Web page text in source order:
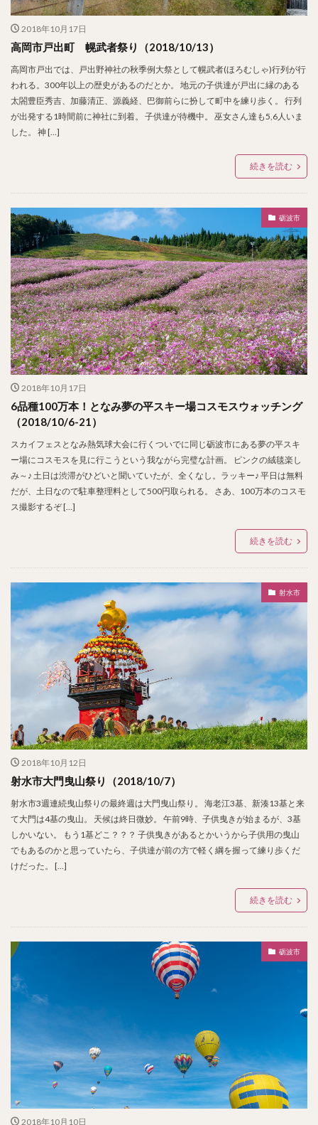
2018年10月17日
高岡市戸出町 幌武者祭り（2018/10/13）
高岡市戸出では、戸出野神社の秋季例大祭として幌武者(ほろむしゃ)行列が行
われる。300年以上の歴史があるのだとか。 地元の子供達が戸出に縁のある
太閤豊臣秀吉、加藤清正、源義経、巴御前らに扮して町中を練り歩く。 行列
が出発する1時間前に神社に到着。 子供達が待機中。 巫女さん達も5,6人いま
した。 神 […]
続きを読む
砺波市
2018年10月17日
6品種100万本！となみ夢の平スキー場コスモスウォッチング
（2018/10/6-21）
スカイフェスとなみ熱気球大会に行くついでに同じ砺波市にある夢の平スキ
ー場にコスモスを見に行こうという我ながら完璧な計画。 ピンクの絨毯楽し
み～♪ 土日は渋滞がひどいと聞いていたが、全くなし。ラッキー♪ 平日は無料
だが、土日なので駐車整理料として500円取られる。 さあ、100万本のコスモ
ス撮影するぞ […]
続きを読む
射水市
2018年10月12日
射水市大門曳山祭り（2018/10/7）
射水市3週連続曳山祭りの最終週は大門曳山祭り。 海老江3基、新湊13基と来
て大門は4基の曳山。 天候は終日微妙。 午前9時、子供曳きが始まるが、3基
しかいない。 もう1基どこ？？？ 子供曳きがあるとかいうから子供用の曳山
でもあるのかと思っていたら、子供達が前の方で軽く綱を握って練り歩くだ
けだった。 […]
続きを読む
砺波市
2018年10月10日